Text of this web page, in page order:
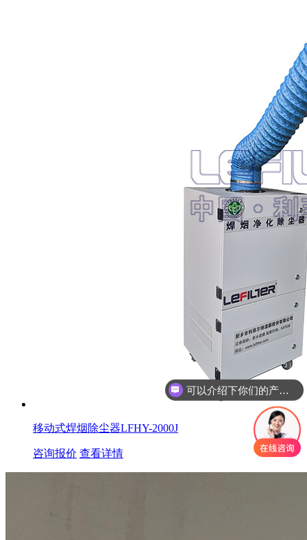
移动式焊烟除尘器LFHY-2000J
咨询报价 查看详情
你们是怎么收费的呢